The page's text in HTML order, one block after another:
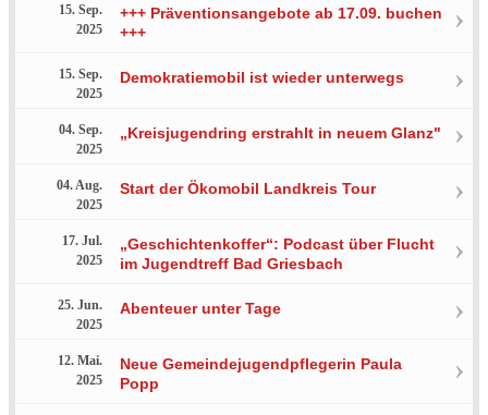
15. Sep.
2025
+++ Präventionsangebote ab 17.09. buchen
+++
15. Sep.
2025
Demokratiemobil ist wieder unterwegs
04. Sep.
2025
„Kreisjugendring erstrahlt in neuem Glanz"
04. Aug.
2025
Start der Ökomobil Landkreis Tour
17. Jul.
2025
„Geschichtenkoffer“: Podcast über Flucht
im Jugendtreff Bad Griesbach
25. Jun.
2025
Abenteuer unter Tage
12. Mai.
2025
Neue Gemeindejugendpflegerin Paula
Popp